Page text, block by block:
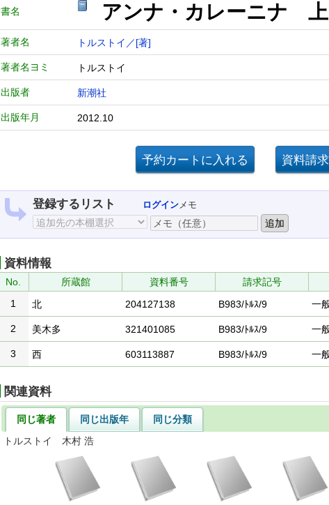
書名 アンナ・カレーニ
著者名 トルストイ／[著]
著者名ヨミ トルストイ
出版者 新潮社
出版年月 2012.10
登録するリスト ログインメモ
資料情報
No. 所蔵館 資料番号 請求記号
1
北 204127138 B983/ﾄﾙｽ/9 一
2 美木多 321401085 B983/ﾄﾙｽ/9 一
3 西 603113887 B983/ﾄﾙｽ/9 一
関連資料
同じ著者 同じ出版年
同じ分類
トルストイ 木村 浩